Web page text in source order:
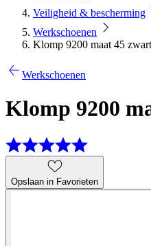
Veiligheid & bescherming
Werkschoenen
Klomp 9200 maat 45 zwart
Werkschoenen
Klomp 9200
Opslaan in Favorieten